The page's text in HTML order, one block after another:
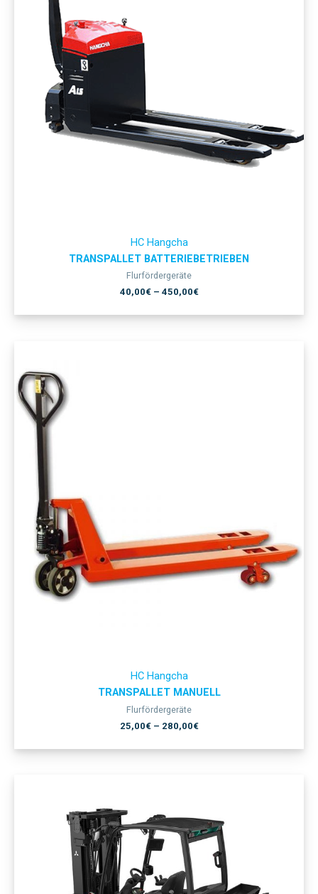
HC Hangcha
TRANSPALLET BATTERIEBETRIEBEN
Flurfördergeräte
40,00€– 450,00€
HC Hangcha
TRANSPALLET MANUELL
Flurfördergeräte
25,00€– 280,00€